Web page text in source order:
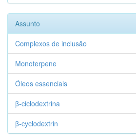
Assunto
Complexos de inclusão
Monoterpene
Óleos essenciais
β-ciclodextrina
β-cyclodextrin